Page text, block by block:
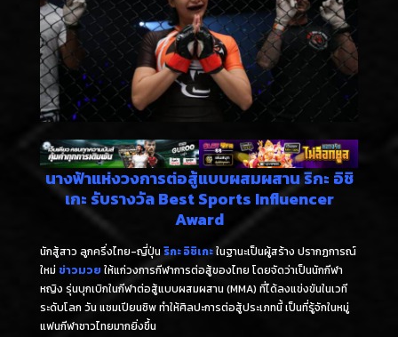
นางฟ้าแห่งวงการต่อสู้แบบผสมผสาน ริกะ อิชิ
เกะ รับรางวัล Best Sports Influencer
Award
นักสู้สาว ลูกครึ่งไทย-ญี่ปุ่นริกะ อิชิเกะในฐานะเป็นผู้สร้าง ปรากฏการณ์
ใหม่ ข่าวมวย ให้แก่วงการกีฬาการต่อสู้ของไทย โดยจัดว่าเป็นนักกีฬา
หญิง รุ่นบุกเบิกในกีฬาต่อสู้แบบผสมผสาน (MMA) ที่ได้ลงแข่งขันในเวที
ระดับโลก วัน แชมเปียนชิพ ทำให้ศิลปะการต่อสู้ประเภทนี้ เป็นที่รู้จักในหมู่
แฟนกีฬาชาวไทยมากยิ่งขึ้น